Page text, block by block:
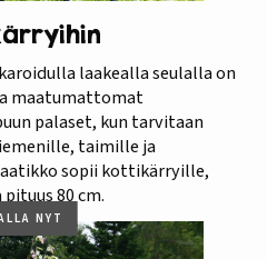
laakealla seulalla on
maatumattomat
palaset, kun tarvitaan
taimille ja
sopii kottikärryille,
80 cm.
NYT